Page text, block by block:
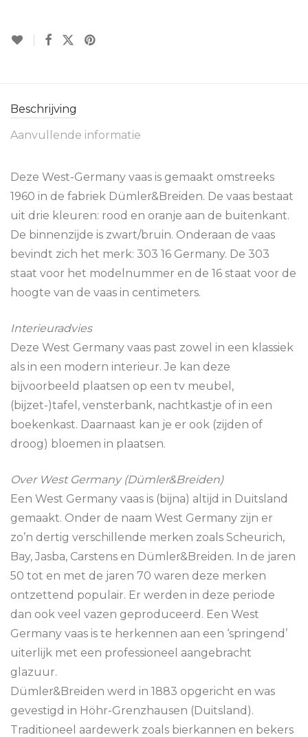
Beschrijving
Aanvullende informatie
Deze West-Germany vaas is gemaakt omstreeks
1960 in de fabriek Dümler&Breiden. De vaas bestaat
uit drie kleuren: rood en oranje aan de buitenkant.
De binnenzijde is zwart/bruin. Onderaan de vaas
bevindt zich het merk: 303 16 Germany. De 303
staat voor het modelnummer en de 16 staat voor de
hoogte van de vaas in centimeters.
Interieuradvies
Deze West Germany vaas past zowel in een klassiek
als in een modern interieur. Je kan deze
bijvoorbeeld plaatsen op een tv meubel,
(bijzet-)tafel, vensterbank, nachtkastje of in een
boekenkast. Daarnaast kan je er ook (zijden of
droog) bloemen in plaatsen.
Over West Germany (Dümler&Breiden)
Een West Germany vaas is (bijna) altijd in Duitsland
gemaakt. Onder de naam West Germany zijn er
zo’n dertig verschillende merken zoals Scheurich,
Bay, Jasba, Carstens en Dümler&Breiden. In de jaren
50 tot en met de jaren 70 waren deze merken
ontzettend populair. Er werden in deze periode
dan ook veel vazen geproduceerd. Een West
Germany vaas is te herkennen aan een ‘springend’
uiterlijk met een professioneel aangebracht
glazuur.
Dümler&Breiden werd in 1883 opgericht en was
gevestigd in Höhr-Grenzhausen (Duitsland).
Traditioneel aardewerk zoals bierkannen en bekers